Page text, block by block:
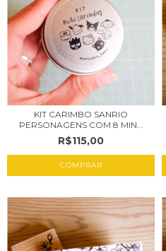
KIT CARIMBO SANRIO
PERSONAGENS COM 8 MIN...
R$115,00